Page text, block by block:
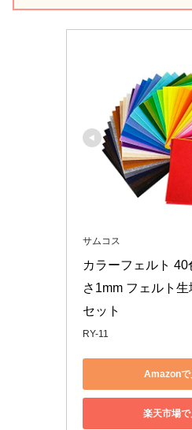
サムコス
カラーフェルト
さ1mm フェルト
セット
RY-11
Amazonで
楽天市場で